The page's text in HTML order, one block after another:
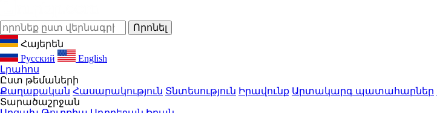
Հայերեն
Русский
English
Լրահոս
Ըստ թեմաների
Քաղաքական Հասարակություն Տնտեսություն Իրավունք Արտակարգ պատահարներ
Տարածաշրջան